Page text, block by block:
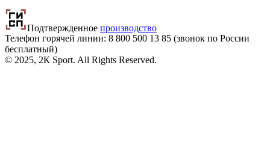
Подтвержденное производство
Телефон горячей линии: 8 800 500 13 85 (звонок по России
бесплатный)
© 2025, 2К Sport. All Rights Reserved.